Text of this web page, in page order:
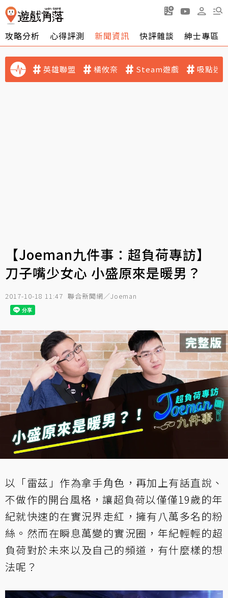
攻略分析 心得評測 新聞資訊 快評雜談 紳士專區
英雄聯盟 橘攸奈 Steam遊戲 吸點迷
【Joeman九件事：超負荷專訪】
刀子嘴少女心 小盛原來是暖男？
2017-10-18 11:47 聯合新聞網／Joeman
以「雷茲」作為拿手角色，再加上有話直說、
不做作的開台風格，讓超負荷以僅僅19歲的年
紀就快速的在實況界走紅，擁有八萬多名的粉
絲。然而在瞬息萬變的實況圈，年紀輕輕的超
負荷對於未來以及自己的頻道，有什麼樣的想
法呢？